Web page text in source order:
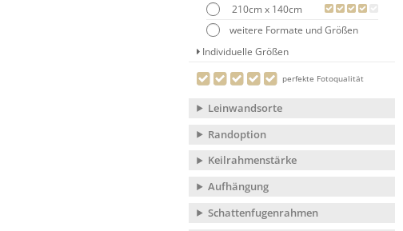
210cm x 140cm
weitere Formate und Größen
Individuelle Größen
perfekte Fotoqualität
Leinwandsorte
Randoption
Keilrahmenstärke
Aufhängung
Schattenfugenrahmen